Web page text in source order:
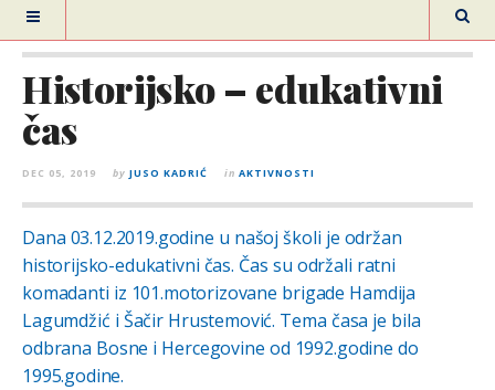
Historijsko – edukativni
čas
DEC 05, 2019 by JUSO KADRIĆ in AKTIVNOSTI
Dana 03.12.2019.godine u našoj školi je održan
historijsko-edukativni čas. Čas su održali ratni
komadanti iz 101.motorizovane brigade Hamdija
Lagumdžić i Šačir Hrustemović. Tema časa je bila
odbrana Bosne i Hercegovine od 1992.godine do
1995.godine.